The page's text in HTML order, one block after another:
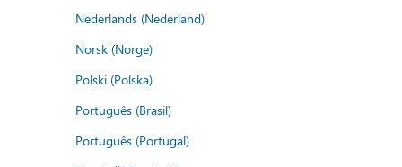
Nederlands (Nederland)
Norsk (Norge)
Polski (Polska)
Português (Brasil)
Português (Portugal)